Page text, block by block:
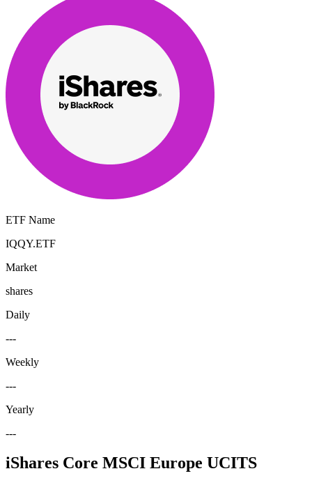
ETF Name
IQQY.ETF
Market
shares
Daily
---
Weekly
---
Yearly
---
iShares Core MSCI Europe UCITS